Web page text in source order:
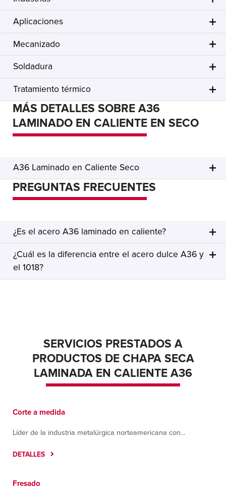
Aplicaciones
Mecanizado
Soldadura
Tratamiento térmico
MÁS DETALLES SOBRE A36
LAMINADO EN CALIENTE EN SECO
A36 Laminado en Caliente Seco
PREGUNTAS FRECUENTES
¿Es el acero A36 laminado en caliente?
¿Cuál es la diferencia entre el acero dulce A36 y
el 1018?
SERVICIOS PRESTADOS A
PRODUCTOS DE CHAPA SECA
LAMINADA EN CALIENTE A36
Corte a medida
Líder de la industria metalúrgica norteamericana con...
DETALLES
Fresado